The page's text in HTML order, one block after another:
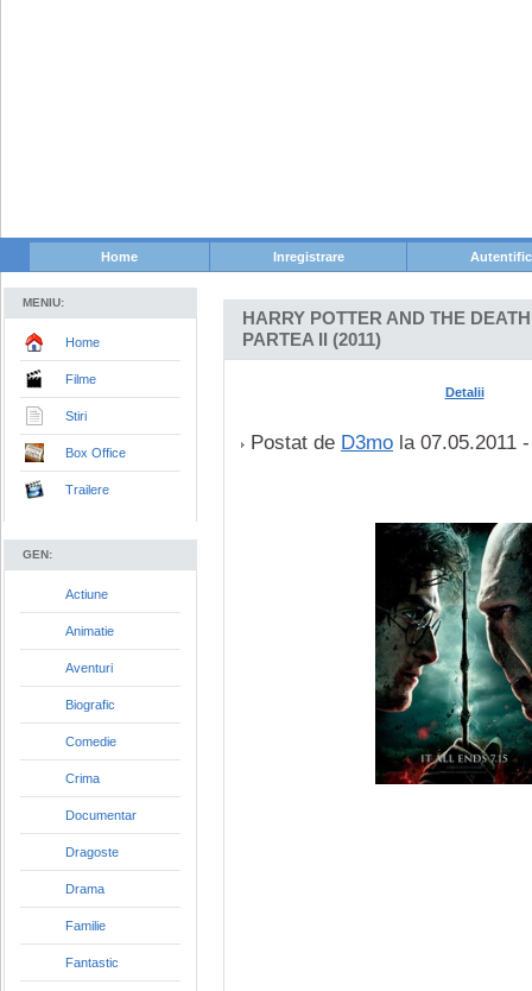
Home Inregistrare
MENIU:
Home
Filme
Stiri
Box Office
Trailere
GEN:
Actiune
Animatie
Aventuri
Biografic
Comedie
Crima
Documentar
Dragoste
Drama
Familie
Fantastic
HARRY POTTER AND THE
PARTEA II (2011)
Detalii
Postat de D3mo la 07.05.2011